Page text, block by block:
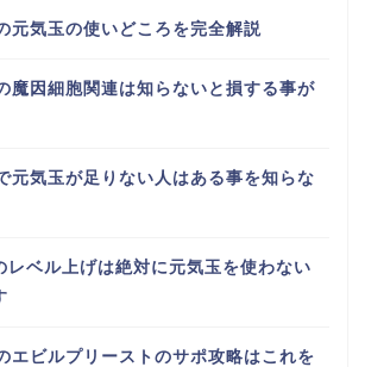
元気玉の使いどころを完全解説
魔因細胞関連は知らないと損する事が
元気玉が足りない人はある事を知らな
レベル上げは絶対に元気玉を使わない
エビルプリーストのサポ攻略はこれを